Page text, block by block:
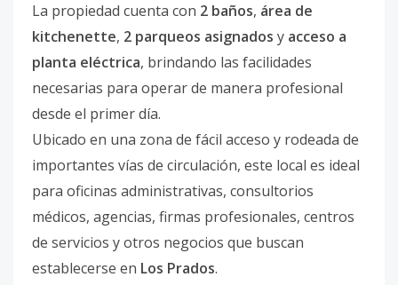
La propiedad cuenta con 2 baños, área de
kitchenette, 2 parqueos asignados y acceso a
planta eléctrica, brindando las facilidades
necesarias para operar de manera profesional
desde el primer día.
Ubicado en una zona de fácil acceso y rodeada de
importantes vías de circulación, este local es ideal
para oficinas administrativas, consultorios
médicos, agencias, firmas profesionales, centros
de servicios y otros negocios que buscan
establecerse en Los Prados.